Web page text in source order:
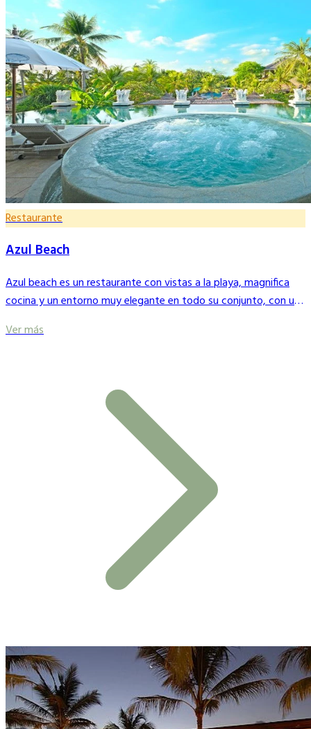
Restaurante
Azul Beach
Azul beach es un restaurante con vistas a la playa, magnifica
cocina y un entorno muy elegante en todo su conjunto, con una
Ver más